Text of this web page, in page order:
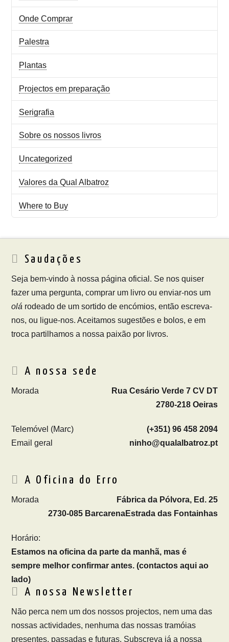
Onde Comprar
Palestra
Plantas
Projectos em preparação
Serigrafia
Sobre os nossos livros
Uncategorized
Valores da Qual Albatroz
Where to Buy
Saudações
Seja bem-vindo à nossa página oficial. Se nos quiser
fazer uma pergunta, comprar um livro ou enviar-nos um
olá rodeado de um sortido de encómios, então escreva-
nos, ou ligue-nos. Aceitamos sugestões e bolos, e em
troca partilhamos a nossa paixão por livros.
A nossa sede
Morada
Rua Cesário Verde 7 CV DT
2780-218 Oeiras
Telemóvel (Marc)
(+351) 96 458 2094
Email geral
ninho@qualalbatroz.pt
A Oficina do Erro
Morada
Fábrica da Pólvora, Ed. 25
Estrada das Fontainhas
2730-085 Barcarena
Horário:
Estamos na oficina da parte da manhã, mas é
sempre melhor confirmar antes. (contactos aqui ao
lado)
A nossa Newsletter
Não perca nem um dos nossos projectos, nem uma das
nossas actividades, nenhuma das nossas tramóias
presentes, passadas e futuras. Subscreva já a nossa